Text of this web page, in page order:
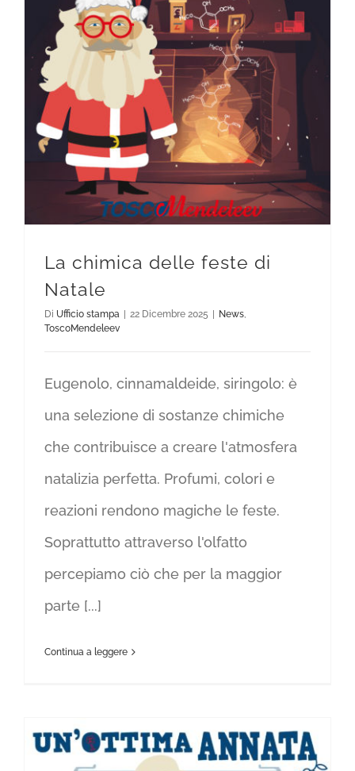
La chimica delle feste di
Natale
Di Ufficio stampa 22 Dicembre 2025 News,
ToscoMendeleev
Eugenolo, cinnamaldeide, siringolo: è
una selezione di sostanze chimiche
che contribuisce a creare l'atmosfera
natalizia perfetta. Profumi, colori e
reazioni rendono magiche le feste.
Soprattutto attraverso l'olfatto
percepiamo ciò che per la maggior
parte [...]
Continua a leggere